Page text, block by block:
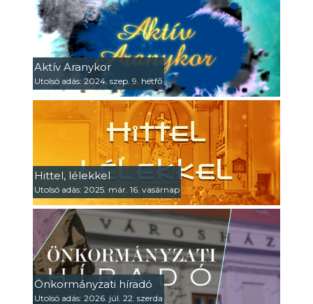
Aktív Aranykor
Utolsó adás: 2024. szep. 9. hétfő
Hittel, lélekkel
Utolsó adás: 2025. már. 16. vasárnap
Önkormányzati híradó
Utolsó adás: 2026. júl. 22. szerda